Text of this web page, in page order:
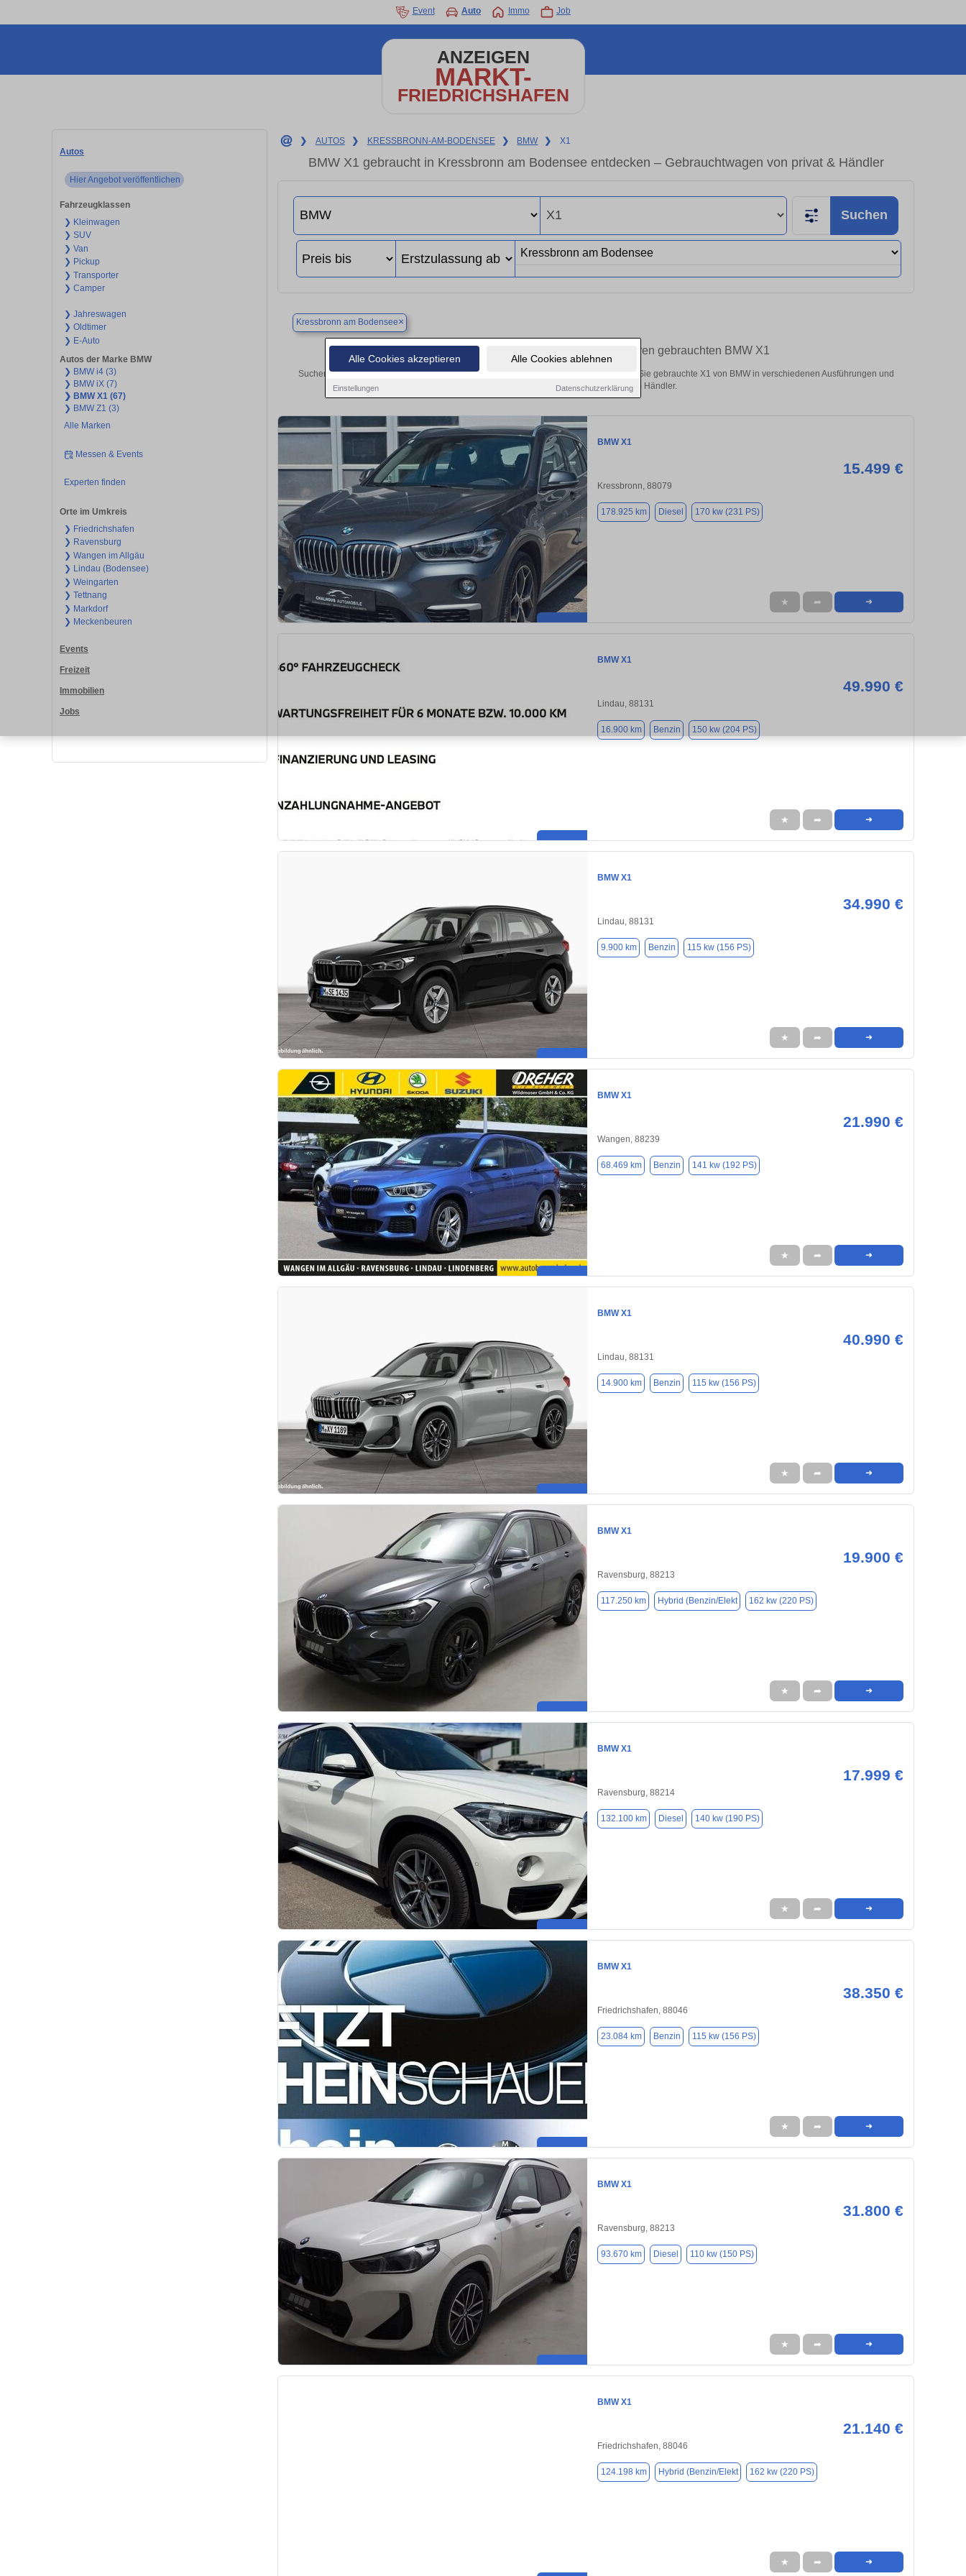
Alle Cookies akzeptieren Alle Cookies ablehnen
Einstellungen Datenschutzerklärung
Event Auto Immo Job
ANZEIGEN
MARKT-
FRIEDRICHSHAFEN
Autos
Hier Angebot veröffentlichen
Fahrzeugklassen
❯ Kleinwagen
❯ SUV
❯ Van
❯ Pickup
❯ Transporter
❯ Camper
❯ Jahreswagen
❯ Oldtimer
❯ E-Auto
Autos der Marke BMW
❯ BMW i4 (3)
❯ BMW iX (7)
❯ BMW X1 (67)
❯ BMW Z1 (3)
Alle Marken
Messen & Events
Experten finden
Orte im Umkreis
❯ Friedrichshafen
❯ Ravensburg
❯ Wangen im Allgäu
❯ Lindau (Bodensee)
❯ Weingarten
❯ Tettnang
❯ Markdorf
❯ Meckenbeuren
Events
Freizeit
Immobilien
Jobs
❯ AUTOS ❯ KRESSBRONN-AM-BODENSEE ❯ BMW ❯ X1
BMW X1 gebraucht in Kressbronn am Bodensee entdecken – Gebrauchtwagen von privat & Händler
Suchen
Kressbronn am Bodensee×
Finden Sie in Kressbronn am Bodensee Ihren gebrauchten BMW X1
Suchen Sie in Kressbronn am Bodensee einen BMW X1 Gebrauchtwagen? Entdecken Sie gebrauchte X1 von BMW in verschiedenen Ausführungen und
Preisklassen von privat und vom Händler.
BMW X1
15.499 €
Kressbronn, 88079
178.925 km Diesel 170 kw (231 PS)
★ ➦ ➜
BMW X1
49.990 €
Lindau, 88131
16.900 km Benzin 150 kw (204 PS)
★ ➦ ➜
BMW X1
34.990 €
Lindau, 88131
9.900 km Benzin 115 kw (156 PS)
★ ➦ ➜
BMW X1
21.990 €
Wangen, 88239
68.469 km Benzin 141 kw (192 PS)
★ ➦ ➜
BMW X1
40.990 €
Lindau, 88131
14.900 km Benzin 115 kw (156 PS)
★ ➦ ➜
BMW X1
19.900 €
Ravensburg, 88213
117.250 km Hybrid (Benzin/Elekt 162 kw (220 PS)
★ ➦ ➜
BMW X1
17.999 €
Ravensburg, 88214
132.100 km Diesel 140 kw (190 PS)
★ ➦ ➜
BMW X1
38.350 €
Friedrichshafen, 88046
23.084 km Benzin 115 kw (156 PS)
★ ➦ ➜
BMW X1
31.800 €
Ravensburg, 88213
93.670 km Diesel 110 kw (150 PS)
★ ➦ ➜
BMW X1
21.140 €
Friedrichshafen, 88046
124.198 km Hybrid (Benzin/Elekt 162 kw (220 PS)
★ ➦ ➜